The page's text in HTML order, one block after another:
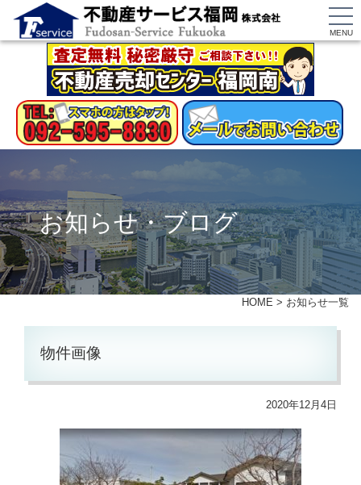
MENU
お知らせ・ブログ
HOME > お知らせ一覧
物件画像
2020年12月4日